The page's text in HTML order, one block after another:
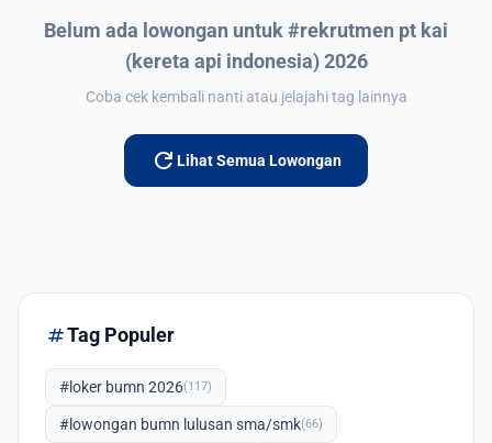
Belum ada lowongan untuk #rekrutmen pt kai
(kereta api indonesia) 2026
Coba cek kembali nanti atau jelajahi tag lainnya
refresh Lihat Semua Lowongan
tagTag Populer
#loker bumn 2026(117)
#lowongan bumn lulusan sma/smk(66)